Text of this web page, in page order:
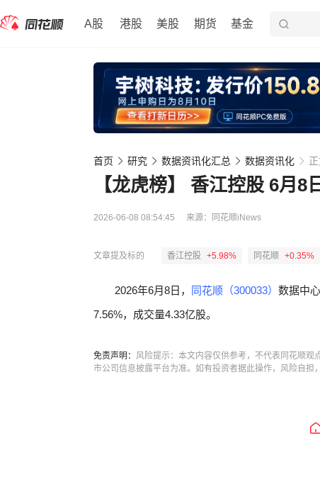
A股 港股 美股 期货 基金
首页 研究 数据资讯化汇总 数据资讯化
【龙虎榜】 香江控股 6月8
2026-06-08 08:54:45 来源： 同花顺iNews
文章提及标的 香江控股 +5.98% 同花顺 +0.35%
2026年6月8日， 同花顺（300033） 数据中心
7.56%，成交量4.33亿股。
免责声明： 风险提示：本文内容仅供参考，不代表同花顺
市公司信息披露平台为准。如有投资者据此操作，风险自担